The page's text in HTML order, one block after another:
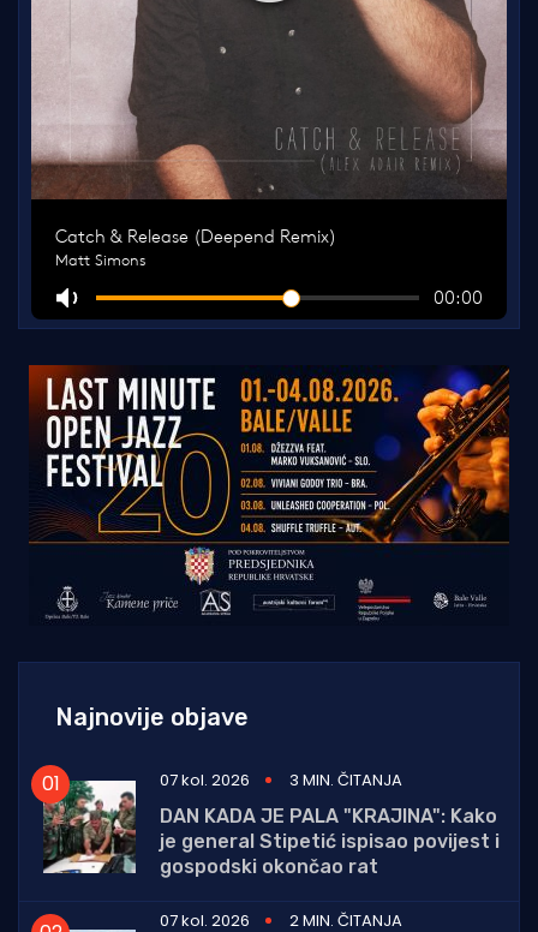
Najnovije objave
07 kol. 2026
3 MIN. ČITANJA
DAN KADA JE PALA "KRAJINA": Kako
je general Stipetić ispisao povijest i
gospodski okončao rat
07 kol. 2026
2 MIN. ČITANJA